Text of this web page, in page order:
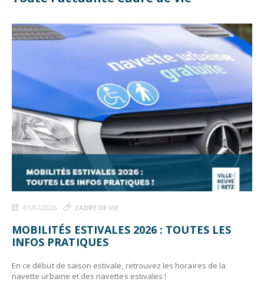
01/07/2026 CADRE DE VIE
MOBILITÉS ESTIVALES 2026 : TOUTES LES
INFOS PRATIQUES
En ce début de saison estivale, retrouvez les horaires de la
navette urbaine et des navettes estivales !